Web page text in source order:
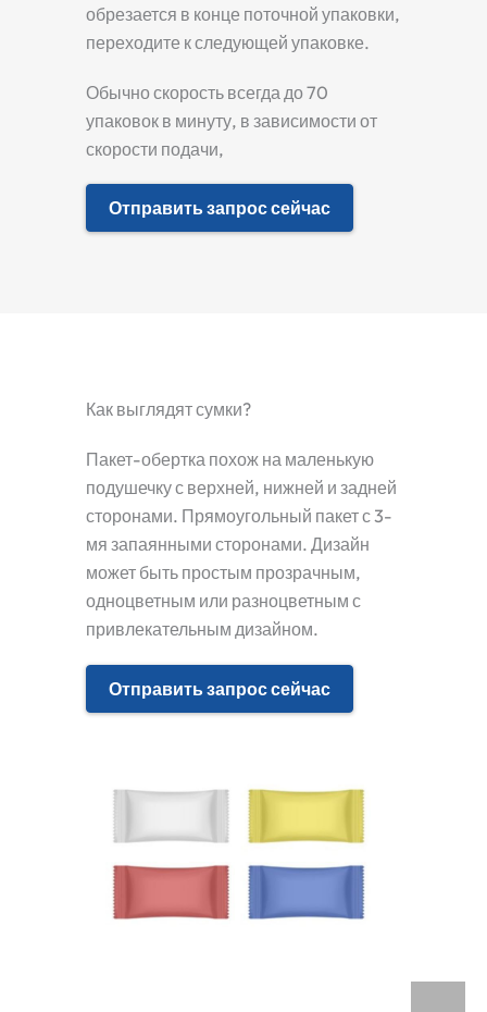
обрезается в конце поточной упаковки,
переходите к следующей упаковке.
Обычно скорость всегда до 70
упаковок в минуту, в зависимости от
скорости подачи,
Отправить запрос сейчас
Как выглядят сумки?
Пакет-обертка похож на маленькую
подушечку с верхней, нижней и задней
сторонами. Прямоугольный пакет с 3-
мя запаянными сторонами. Дизайн
может быть простым прозрачным,
одноцветным или разноцветным с
привлекательным дизайном.
Отправить запрос сейчас